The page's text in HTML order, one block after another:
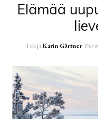
Elämää
TekijäKarin Gärtner